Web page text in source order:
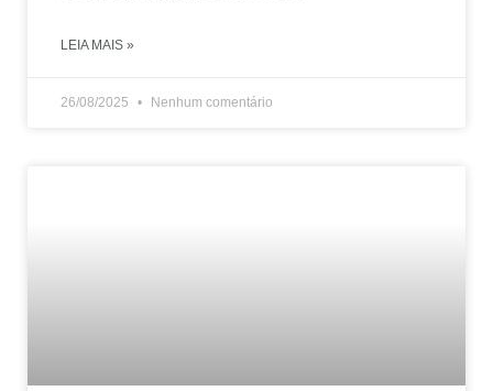
LEIA MAIS »
26/08/2025 Nenhum comentário